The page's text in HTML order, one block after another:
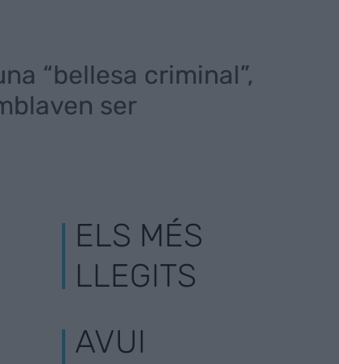
“bellesa criminal”,
ser
ELS MÉS
LLEGITS
AVUI